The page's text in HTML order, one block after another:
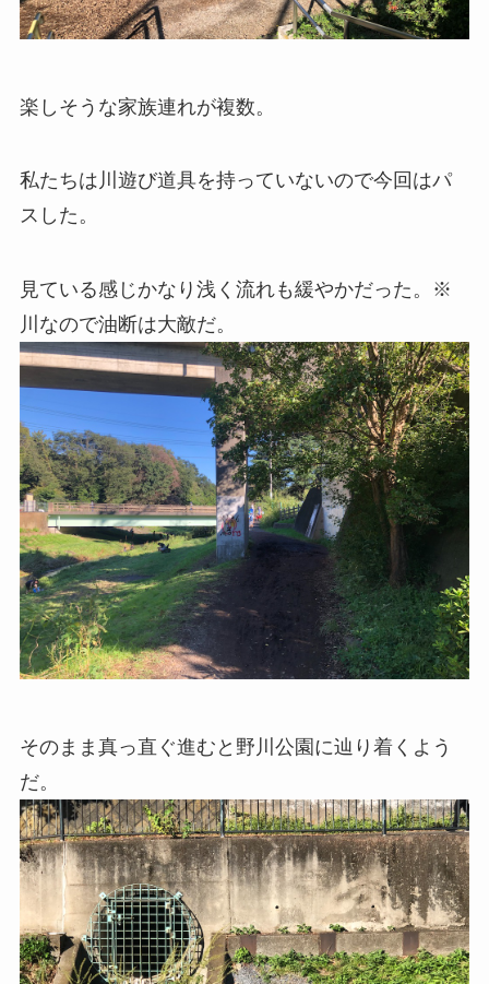
楽しそうな家族連れが複数。
私たちは川遊び道具を持っていないので今回はパ
スした。
見ている感じかなり浅く流れも緩やかだった。※
川なので油断は大敵だ。
そのまま真っ直ぐ進むと野川公園に辿り着くよう
だ。